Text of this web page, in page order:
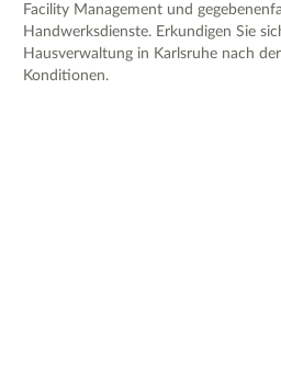
Facility Management und
Handwerksdienste. Erkundigen Sie
Hausverwaltung in Karlsruhe nach
Konditionen.